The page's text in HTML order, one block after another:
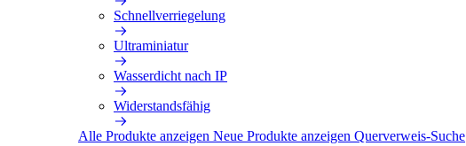
Schnellverriegelung
Ultraminiatur
Wasserdicht nach IP
Widerstandsfähig
Alle Produkte anzeigen Neue Produkte anzeigen Querverweis-Suche